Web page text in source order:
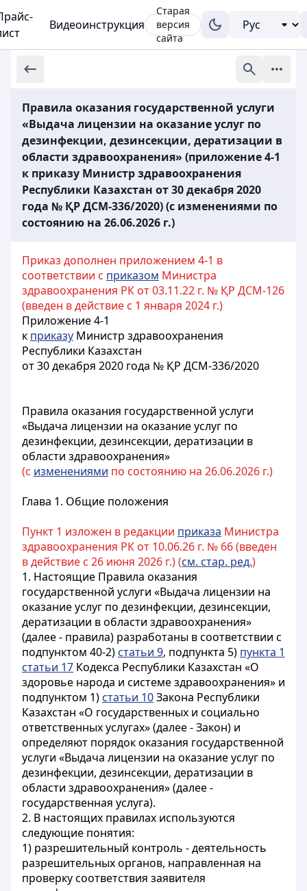
Видеоинструкция
Старая
версия
сайта
Правила оказания государственной услуги
«Выдача лицензии на оказание услуг по
дезинфекции, дезинсекции, дератизации в
области здравоохранения» (приложение 4-1
к приказу Министр здравоохранения
Республики Казахстан от 30 декабря 2020
года № ҚР ДСМ-336/2020) (с изменениями по
состоянию на 26.06.2026 г.)
Приказ дополнен приложением 4-1 в
соответствии с приказом Министра
здравоохранения РК от 03.11.22 г. № ҚР ДСМ-126
(введен в действие с 1 января 2024 г.)
Приложение 4-1
к приказу Министр здравоохранения
Республики Казахстан
от 30 декабря 2020 года № ҚР ДСМ-336/2020
Правила оказания государственной услуги
«Выдача лицензии на оказание услуг по
дезинфекции, дезинсекции, дератизации в
области здравоохранения»
(с изменениями по состоянию на 26.06.2026 г.)
Глава 1. Общие положения
Пункт 1 изложен в редакции приказа Министра
здравоохранения РК от 10.06.26 г. № 66 (введен
в действие с 26 июня 2026 г.) (см. стар. ред.)
1. Настоящие Правила оказания
государственной услуги «Выдача лицензии на
оказание услуг по дезинфекции, дезинсекции,
дератизации в области здравоохранения»
(далее - правила) разработаны в соответствии с
подпунктом 40-2) статьи 9, подпункта 5) пункта 1
статьи 17 Кодекса Республики Казахстан «О
здоровье народа и системе здравоохранения» и
подпунктом 1) статьи 10Закона Республики
Казахстан «О государственных и социально
ответственных услугах» (далее - Закон) и
определяют порядок оказания государственной
услуги «Выдача лицензии на оказание услуг по
дезинфекции, дезинсекции, дератизации в
области здравоохранения» (далее -
государственная услуга).
2. В настоящих правилах используются
следующие понятия:
1) разрешительный контроль - деятельность
разрешительных органов, направленная на
проверку соответствия заявителя